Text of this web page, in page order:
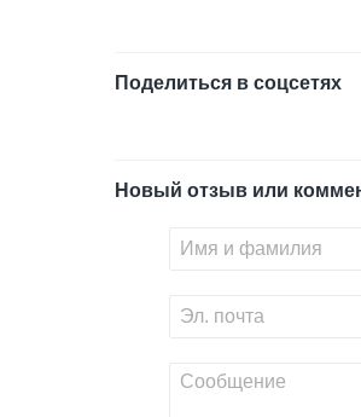
Поделиться в соцсетях
Новый отзыв или